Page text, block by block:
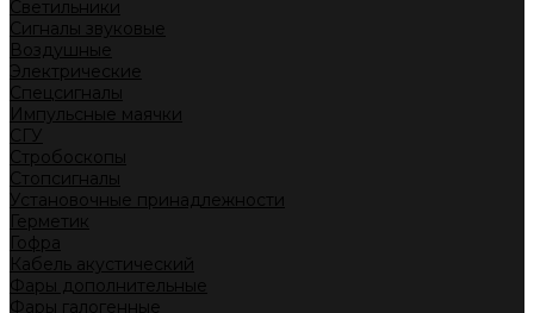
Светильники
Сигналы звуковые
Воздушные
Электрические
Спецсигналы
Импульсные маячки
СГУ
Стробоскопы
Стопсигналы
Установочные принадлежности
Герметик
Гофра
Кабель акустический
Фары дополнительные
Фары галогенные